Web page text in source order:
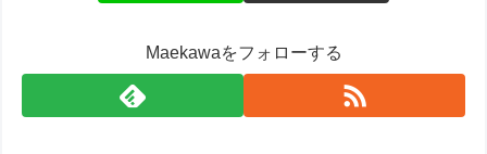
Maekawaをフォローする